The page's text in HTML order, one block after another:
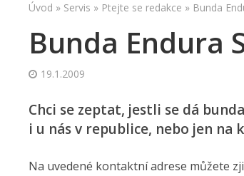
Úvod » Servis » Ptejte se redakce » Bunda
Bunda Endura
19.1.2009
Chci se zeptat, jestli se dá
i u nás v republice, nebo jen na
Na uvedené kontaktní adrese můžete